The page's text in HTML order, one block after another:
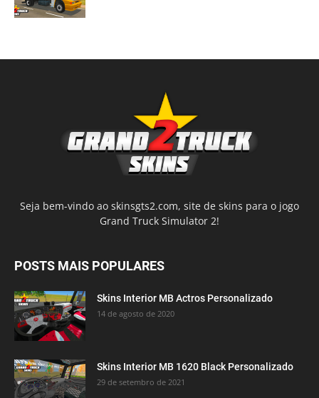
Seja bem-vindo ao skinsgts2.com, site de skins para o jogo
Grand Truck Simulator 2!
POSTS MAIS POPULARES
Skins Interior MB Actros Personalizado
14 de agosto de 2020
Skins Interior MB 1620 Black Personalizado
29 de setembro de 2021